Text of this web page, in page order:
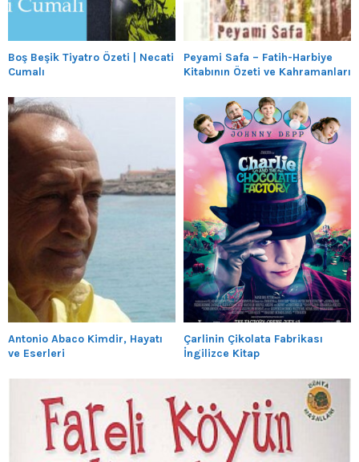
Boş Beşik Tiyatro Özeti | Necati
Cumalı
Peyami Safa – Fatih-Harbiye
Kitabının Özeti ve Kahramanları
Antonio Abaco Kimdir, Hayatı
ve Eserleri
Çarlinin Çikolata Fabrikası
İngilizce Kitap